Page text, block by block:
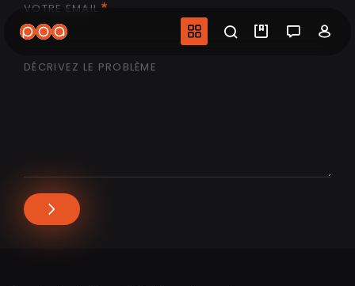
au
contenu
Navigation
Recherche
Mes
VOTRE EMAIL
DÉCRIVEZ LE PROBLÈME